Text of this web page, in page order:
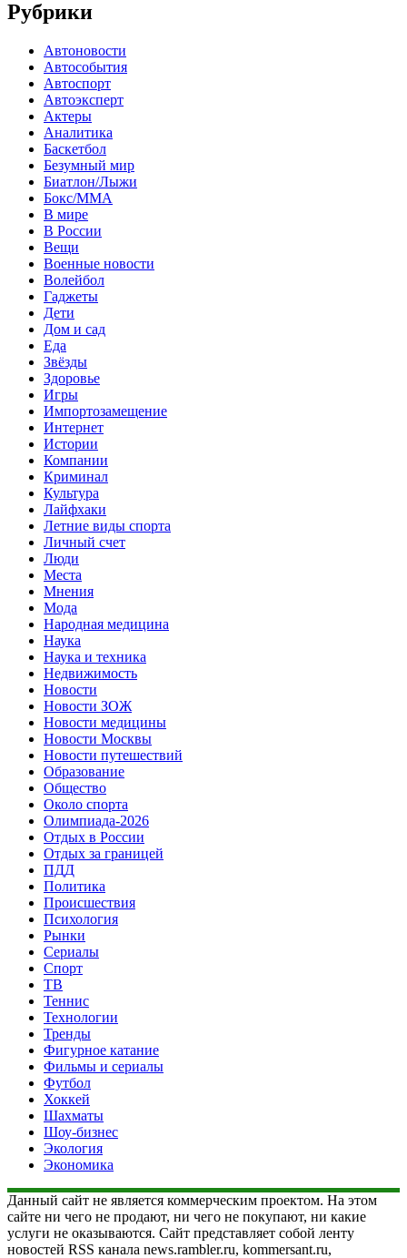
Рубрики
Автоновости
Автособытия
Автоспорт
Автоэксперт
Актеры
Аналитика
Баскетбол
Безумный мир
Биатлон/Лыжи
Бокс/MMA
В мире
В России
Вещи
Военные новости
Волейбол
Гаджеты
Дети
Дом и сад
Еда
Звёзды
Здоровье
Игры
Импортозамещение
Интернет
Истории
Компании
Криминал
Культура
Лайфхаки
Летние виды спорта
Личный счет
Люди
Места
Мнения
Мода
Народная медицина
Наука
Наука и техника
Недвижимость
Новости
Новости ЗОЖ
Новости медицины
Новости Москвы
Новости путешествий
Образование
Общество
Около спорта
Олимпиада-2026
Отдых в России
Отдых за границей
ПДД
Политика
Происшествия
Психология
Рынки
Сериалы
Спорт
ТВ
Теннис
Технологии
Тренды
Фигурное катание
Фильмы и сериалы
Футбол
Хоккей
Шахматы
Шоу-бизнес
Экология
Экономика
Данный сайт не является коммерческим проектом. На этом
сайте ни чего не продают, ни чего не покупают, ни какие
услуги не оказываются. Сайт представляет собой ленту
новостей RSS канала news.rambler.ru, kommersant.ru,